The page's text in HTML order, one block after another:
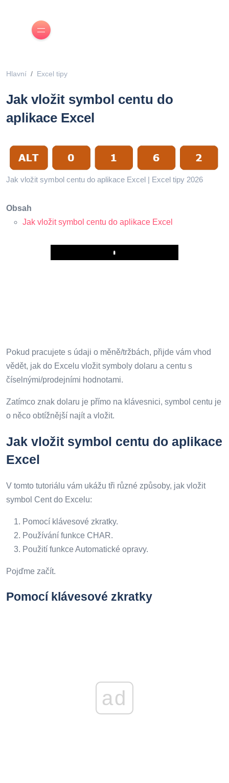
Hlavní Excel tipy
Jak vložit symbol centu do
aplikace Excel
Jak vložit symbol centu do aplikace Excel | Excel tipy 2026
Obsah
Jak vložit symbol centu do aplikace Excel
Play
Pokud pracujete s údaji o měně/tržbách, přijde vám vhod
vědět, jak do Excelu vložit symboly dolaru a centu s
číselnými/prodejními hodnotami.
Zatímco znak dolaru je přímo na klávesnici, symbol centu je
o něco obtížnější najít a vložit.
Jak vložit symbol centu do aplikace
Excel
V tomto tutoriálu vám ukážu tři různé způsoby, jak vložit
symbol Cent do Excelu:
Pomocí klávesové zkratky.
Používání funkce CHAR.
Použití funkce Automatické opravy.
Pojďme začít.
Pomocí klávesové zkratky
ad